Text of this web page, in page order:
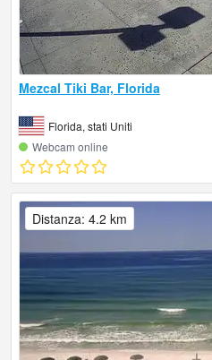
Mezcal Tiki Bar, Florida
Florida, stati Uniti
Webcam online
Distanza: 4.2 km